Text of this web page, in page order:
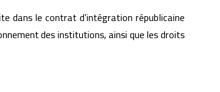
dans le contrat d’intégration républicaine
des institutions, ainsi que les droits